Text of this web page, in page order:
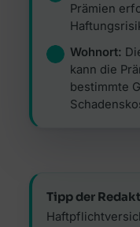
Prämien
Wohnort:
kann die
bestimmte
Tipp der